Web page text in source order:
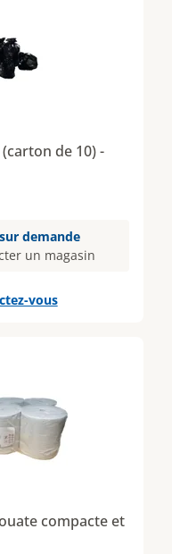
de 10) -
demande
un magasin
vous
compacte et